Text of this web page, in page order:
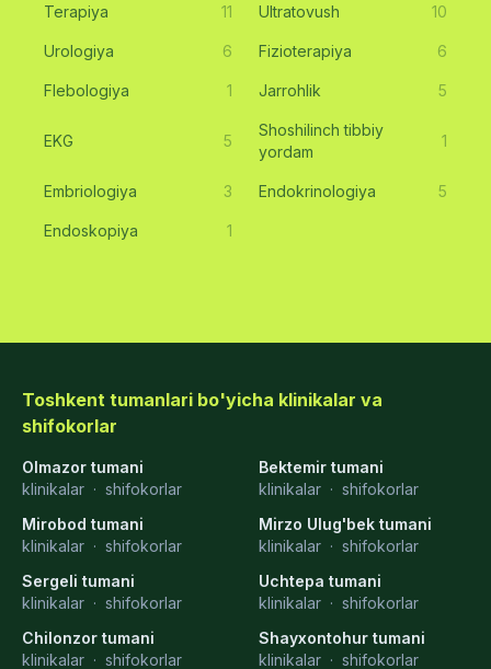
Terapiya 11 Ultratovush 10
Urologiya 6 Fizioterapiya 6
Flebologiya 1 Jarrohlik 5
EKG 5
Shoshilinch tibbiy
yordam
1
Embriologiya 3 Endokrinologiya 5
Endoskopiya 1
Toshkent tumanlari bo'yicha klinikalar va
shifokorlar
Olmazor tumani
klinikalar · shifokorlar
Bektemir tumani
klinikalar · shifokorlar
Mirobod tumani
klinikalar · shifokorlar
Mirzo Ulug'bek tumani
klinikalar · shifokorlar
Sergeli tumani
klinikalar · shifokorlar
Uchtepa tumani
klinikalar · shifokorlar
Chilonzor tumani
klinikalar · shifokorlar
Shayxontohur tumani
klinikalar · shifokorlar